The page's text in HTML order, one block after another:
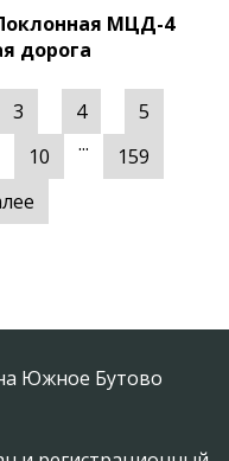
МЦД-4
дорога
3 4
5
10 ...
159
Южное Бутово